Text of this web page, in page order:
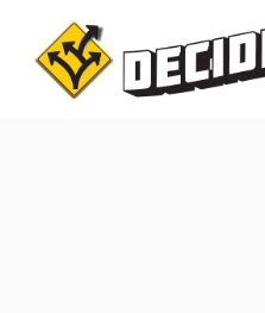
content